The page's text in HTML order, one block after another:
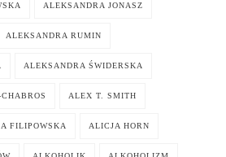
ALEKSANDRA JONASZ
ALEKSANDRA RUMIN
ALEKSANDRA ŚWIDERSKA
ALEX T. SMITH
FILIPOWSKA ALICJA HORN